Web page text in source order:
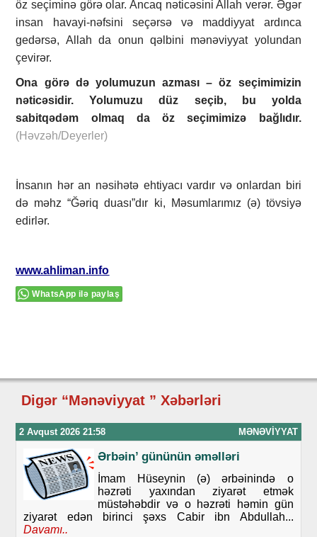
öz seçiminə görə olar. Ancaq nəticəsini Allah verər. Əgər
insan havayi-nəfsini seçərsə və maddiyyat ardınca
gedərsə, Allah da onun qəlbini mənəviyyat yolundan
çevirər.
Ona görə də yolumuzun azması – öz seçimimizin
nəticəsidir. Yolumuzu düz seçib, bu yolda
sabitqədəm olmaq da öz seçimimizə bağlıdır.
(Həvzəh/Deyerler)
İnsanın hər an nəsihətə ehtiyacı vardır və onlardan biri
də məhz “Ğəriq duası”dır ki, Məsumlarımız (ə) tövsiyə
edirlər.
www.ahliman.info
WhatsApp ilə paylaş
Digər “Mənəviyyat ” Xəbərləri
2 Avqust 2026 21:58 MƏNƏVIYYAT
Ərbəin’ gününün əməlləri
İmam Hüseynin (ə) ərbəinində o
həzrəti yaxından ziyarət etmək
müstəhəbdir və o həzrəti həmin gün
ziyarət edən birinci şəxs Cabir ibn Abdullah...
Davamı..